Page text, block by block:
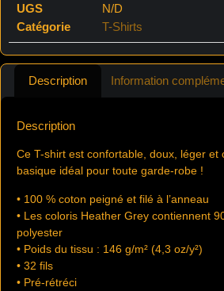
UGS
N/D
Catégorie
T-Shirts
Description Information
Description
Ce T-shirt est confortable, doux, léger et
basique idéal pour toute garde-robe !
• 100 % coton peigné et filé à l’anneau
• Les coloris Heather Grey contiennent
polyester
• Poids du tissu : 146 g/m² (4,3 oz/y²)
• 32 fils
• Pré-rétréci